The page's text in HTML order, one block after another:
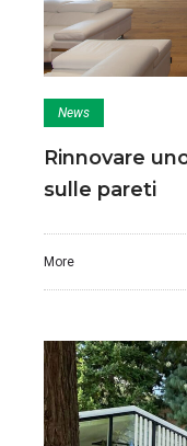
News
Rinnovare
sulle pareti
More